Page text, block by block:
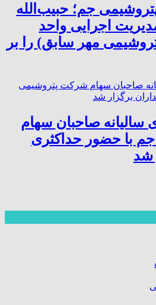
جم؛ حبیب‌الله
اجرایی واحد
مهر سابق) را بر
صاحبان سهام
با حضور حداکثری
شد